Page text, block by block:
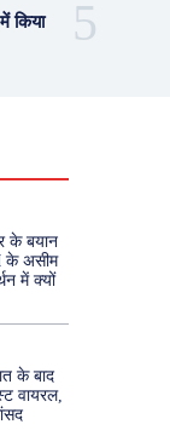
किया
शास्त्र
के बयान
के असीम
में क्यों
के बाद
वायरल,